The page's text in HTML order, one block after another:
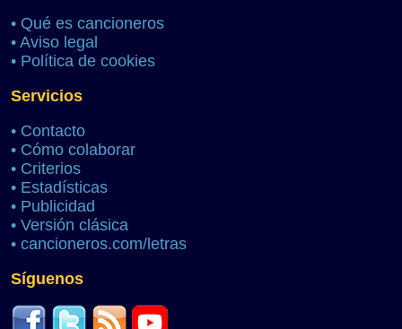
• Qué es cancioneros
• Aviso legal
• Política de cookies
Servicios
• Contacto
• Cómo colaborar
• Criterios
• Estadísticas
• Publicidad
• Versión clásica
• cancioneros.com/letras
Síguenos